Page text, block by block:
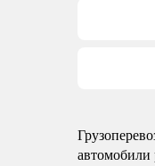
автомобили